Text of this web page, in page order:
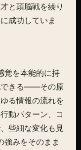
と頭脳戦を繰り
成功していま
覚を本能的に持
できる——その原
る情報の流れを
動パターン、コ
些細な変化も見
強みをそのまま